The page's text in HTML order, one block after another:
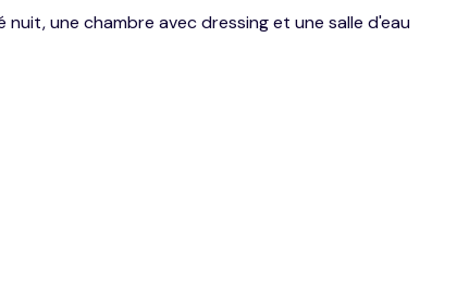
une chambre avec dressing et une salle d'eau